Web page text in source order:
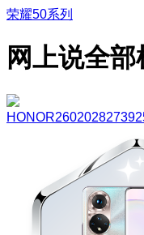
荣耀50系列
网上说全